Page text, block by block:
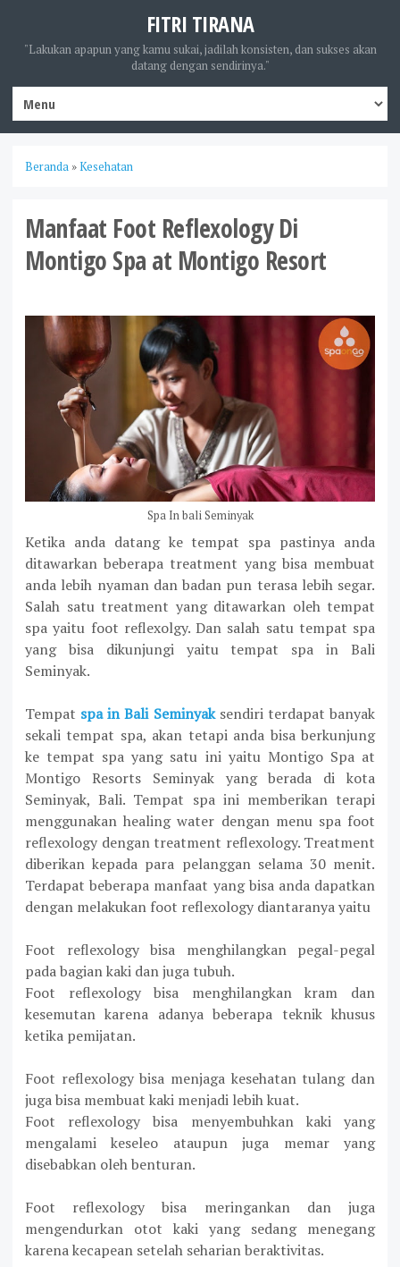
FITRI TIRANA
"Lakukan apapun yang kamu sukai, jadilah konsisten, dan sukses akan
datang dengan sendirinya."
Beranda »Kesehatan
Manfaat Foot Reflexology Di
Montigo Spa at Montigo Resort
Spa In bali Seminyak
Ketika anda datang ke tempat spa pastinya anda
ditawarkan beberapa treatment yang bisa membuat
anda lebih nyaman dan badan pun terasa lebih segar.
Salah satu treatment yang ditawarkan oleh tempat
spa yaitu foot reflexolgy. Dan salah satu tempat spa
yang bisa dikunjungi yaitu tempat spa in Bali
Seminyak.
Tempat spa in Bali Seminyaksendiri terdapat banyak
sekali tempat spa, akan tetapi anda bisa berkunjung
ke tempat spa yang satu ini yaitu Montigo Spa at
Montigo Resorts Seminyak yang berada di kota
Seminyak, Bali. Tempat spa ini memberikan terapi
menggunakan healing water dengan menu spa foot
reflexology dengan treatment reflexology. Treatment
diberikan kepada para pelanggan selama 30 menit.
Terdapat beberapa manfaat yang bisa anda dapatkan
dengan melakukan foot reflexology diantaranya yaitu
Foot reflexology bisa menghilangkan pegal-pegal
pada bagian kaki dan juga tubuh.
Foot reflexology bisa menghilangkan kram dan
kesemutan karena adanya beberapa teknik khusus
ketika pemijatan.
Foot reflexology bisa menjaga kesehatan tulang dan
juga bisa membuat kaki menjadi lebih kuat.
Foot reflexology bisa menyembuhkan kaki yang
mengalami keseleo ataupun juga memar yang
disebabkan oleh benturan.
Foot reflexology bisa meringankan dan juga
mengendurkan otot kaki yang sedang menegang
karena kecapean setelah seharian beraktivitas.